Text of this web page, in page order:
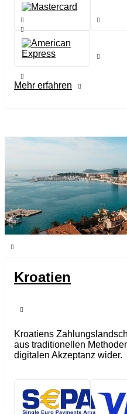
Mehr erfahren
Kroatien
Kroatiens
aus traditionellen
digitalen Akzeptanz wider.